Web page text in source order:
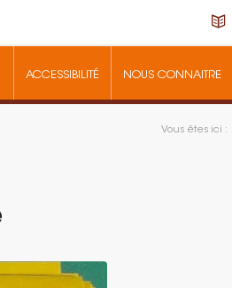
ACCESSIBILITÉ NOUS CONNAITRE
Vous êtes ici :